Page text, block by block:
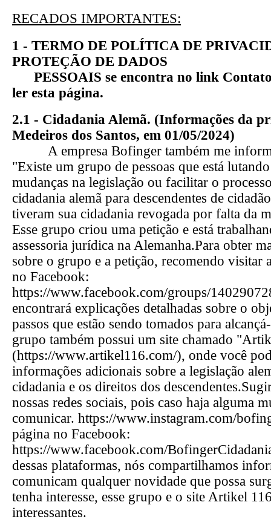
RECADOS IMPORTANTES:
1 - TERMO DE POLÍTICA DE
PROTEÇÃO DE DADOS
PESSOAIS se encontra no link
ler esta página.
2.1 - Cidadania Alemã. (Informações da
Medeiros dos Santos, em 01/05/2024)
A empresa Bofinger também me
"Existe um grupo de pessoas que está
mudanças na legislação ou facilitar o
cidadania alemã para descendentes de
tiveram sua cidadania revogada por falta da
Esse grupo criou uma petição e está
assessoria jurídica na Alemanha.Para obter
sobre o grupo e a petição, recomendo visitar
no Facebook:
https://www.facebook.com/groups/
encontrará explicações detalhadas sobre o
passos que estão sendo tomados para
grupo também possui um site chamado
(https://www.artikel116.com/), onde você
informações adicionais sobre a legislação
cidadania e os direitos dos
nossas redes sociais, pois caso haja alguma
comunicar. https://www.instagram.com/
página no Facebook:
https://www.facebook.com/
dessas plataformas, nós compartilhamos
comunicam qualquer novidade que possa
tenha interesse, esse grupo e o site Artikel
interessantes.